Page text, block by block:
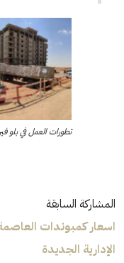
تطورات العمل في بلو فيرت
المشاركة السابقة
اسعار كمبوندات
الإدارية الجديدة